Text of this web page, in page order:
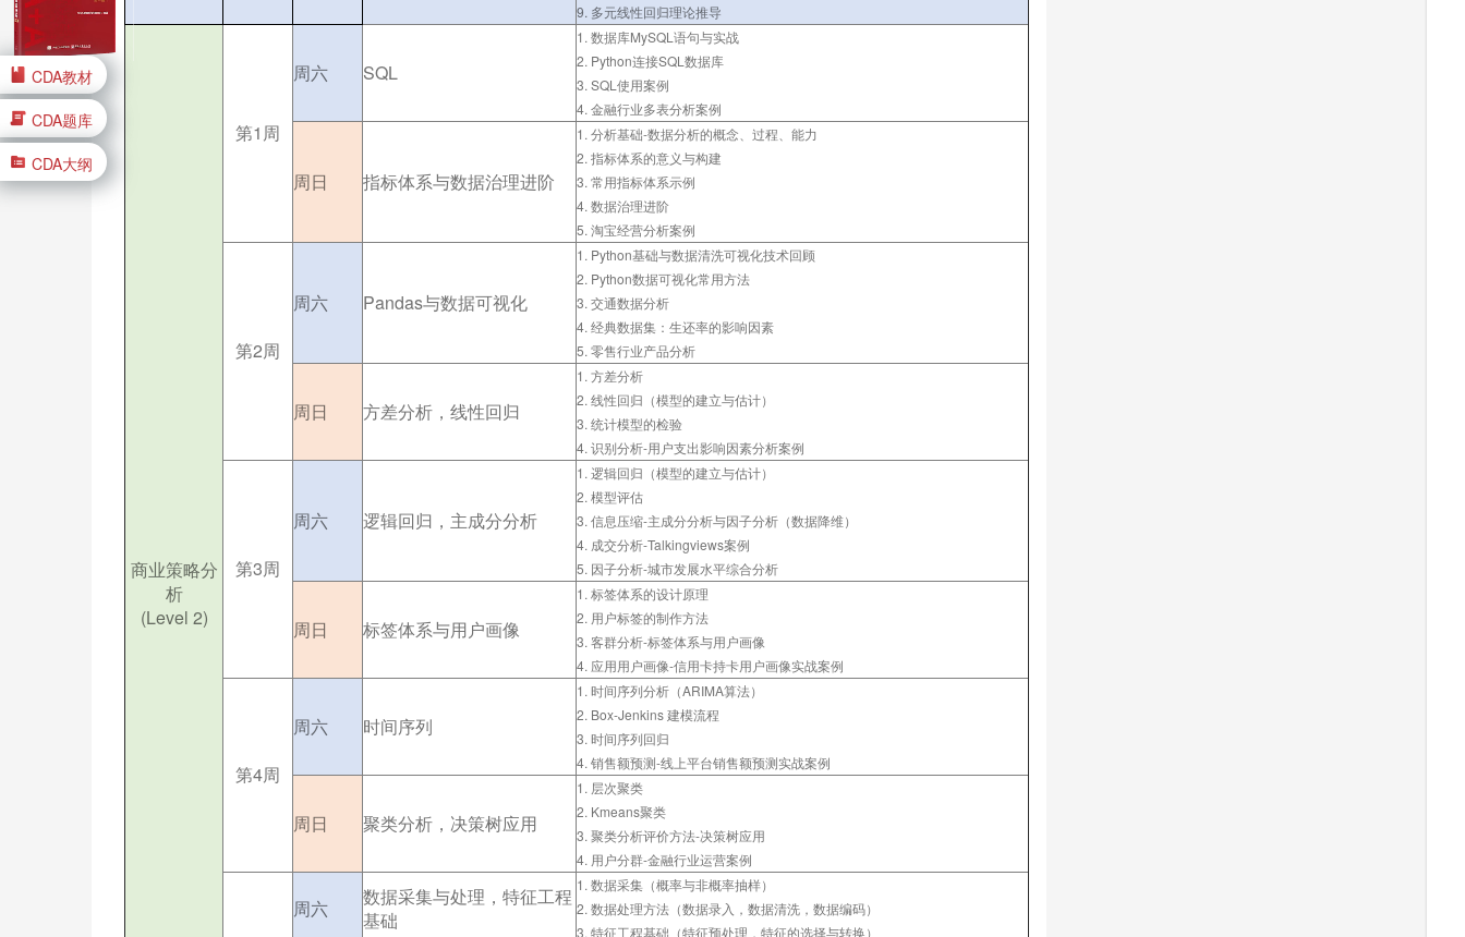
9. 多元线性回归理论推导
商业策略分
析
(Level 2)
第1周
周六 SQL
1. 数据库MySQL语句与实战
2. Python连接SQL数据库
3. SQL使用案例
4. 金融行业多表分析案例
周日 指标体系与数据治理进阶
1. 分析基础-数据分析的概念、过程、能力
2. 指标体系的意义与构建
3. 常用指标体系示例
4. 数据治理进阶
5. 淘宝经营分析案例
第2周
周六 Pandas与数据可视化
1. Python基础与数据清洗可视化技术回顾
2. Python数据可视化常用方法
3. 交通数据分析
4. 经典数据集：生还率的影响因素
5. 零售行业产品分析
周日 方差分析，线性回归
1. 方差分析
2. 线性回归（模型的建立与估计）
3. 统计模型的检验
4. 识别分析-用户支出影响因素分析案例
第3周
周六 逻辑回归，主成分分析
1. 逻辑回归（模型的建立与估计）
2. 模型评估
3. 信息压缩-主成分分析与因子分析（数据降维）
4. 成交分析-Talkingviews案例
5. 因子分析-城市发展水平综合分析
周日 标签体系与用户画像
1. 标签体系的设计原理
2. 用户标签的制作方法
3. 客群分析-标签体系与用户画像
4. 应用用户画像-信用卡持卡用户画像实战案例
第4周
周六 时间序列
1. 时间序列分析（ARIMA算法）
2. Box-Jenkins 建模流程
3. 时间序列回归
4. 销售额预测-线上平台销售额预测实战案例
周日 聚类分析，决策树应用
1. 层次聚类
2. Kmeans聚类
3. 聚类分析评价方法-决策树应用
4. 用户分群-金融行业运营案例
周六
数据采集与处理，特征工程
基础
1. 数据采集（概率与非概率抽样）
2. 数据处理方法（数据录入，数据清洗，数据编码）
3. 特征工程基础（特征预处理，特征的选择与转换）
CDA教材
CDA题库
CDA大纲